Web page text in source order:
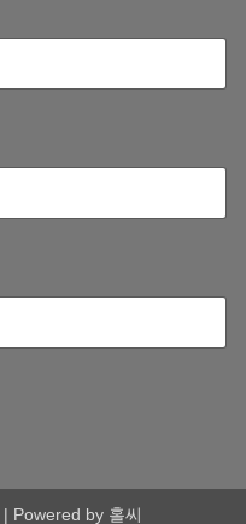
| Powered by 홀씨